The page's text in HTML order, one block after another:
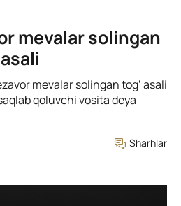
mevalar solingan
mevalar solingan tog’ asali
qoluvchi vosita deya
Sharhlar